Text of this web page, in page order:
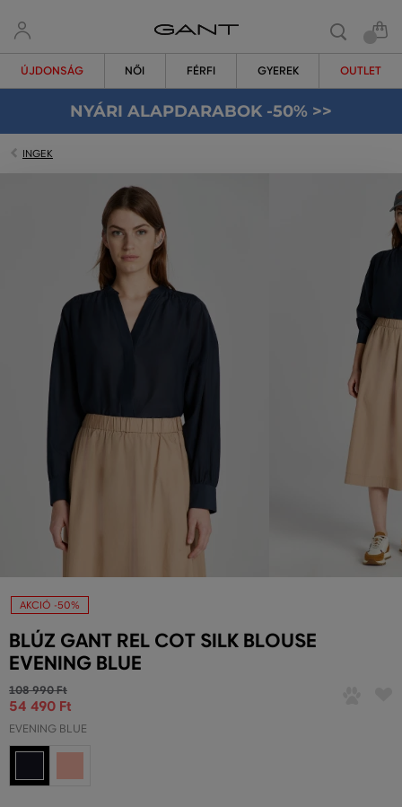
ÚJDONSÁG NŐI FÉRFI GYEREK OUTLET
NYÁRI ALAPDARABOK -50% >>
INGEK
AKCIÓ -50%
BLÚZ GANT REL COT SILK BLOUSE
EVENING BLUE
108 990 Ft
54 490 Ft
EVENING BLUE